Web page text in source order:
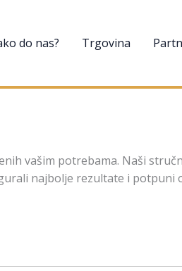
do nas? Trgovina
vašim potrebama. Naši
najbolje rezultate i potpuni